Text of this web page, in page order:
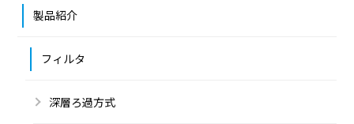
製品紹介
フィルタ
深層ろ過方式